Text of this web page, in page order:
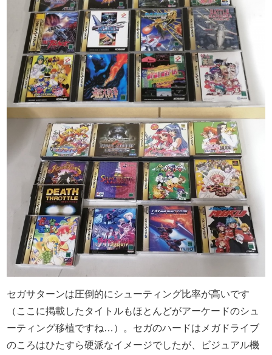
セガサターンは圧倒的にシューティング比率が高いです
（ここに掲載したタイトルもほとんどがアーケードのシュ
ーティング移植ですね…）。セガのハードはメガドライブ
のころはひたすら硬派なイメージでしたが、ビジュアル機